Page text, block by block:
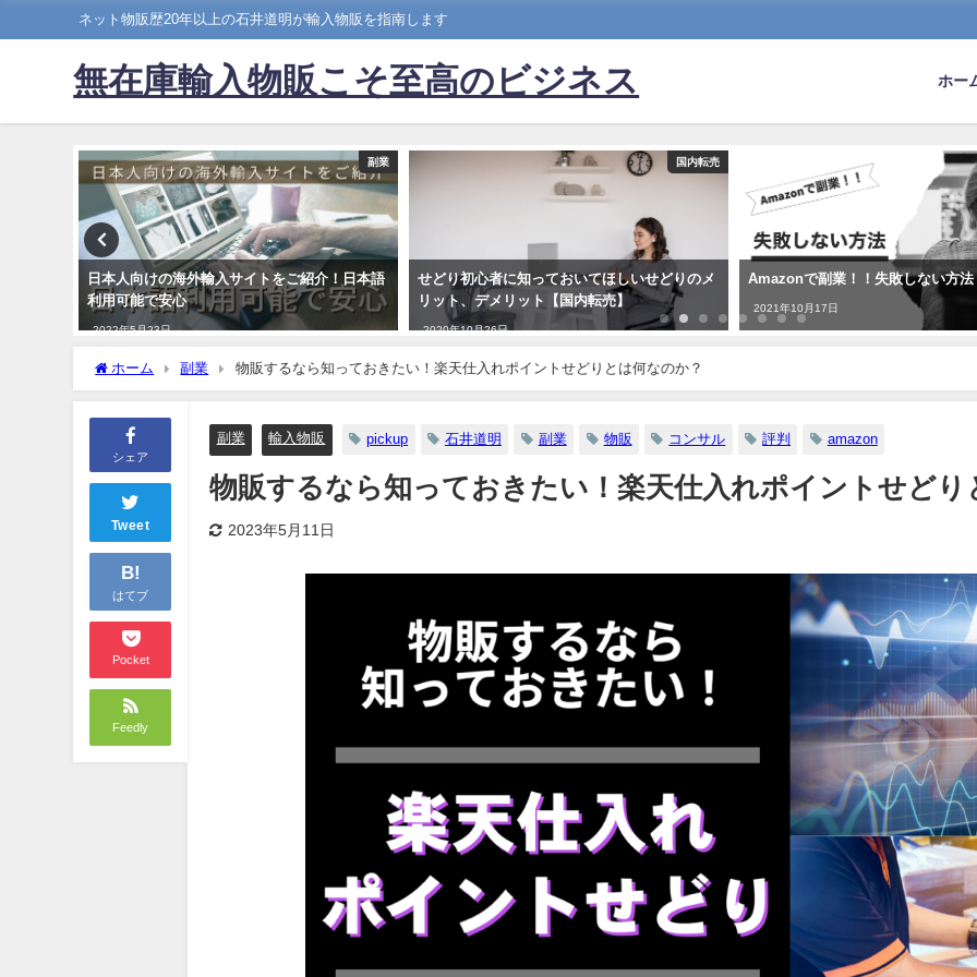
ネット物販歴20年以上の石井道明が輸入物販を指南します
無在庫輸入物販こそ至高のビジネス ホー
副業
日本人向けの海外輸入サイトをご紹介！日本語
利用可能で安心
2022年5月23日
国内転売
せどり初心者に知っておいてほしいせどりのメ
リット、デメリット【国内転売】
2020年10月26日
Amazonで副業！！失敗しない方法
2021年10月17日
ホーム 副業 物販するなら知っておきたい！楽天仕入れポイントせどりとは何なのか？
シェア
Tweet
B!
はてブ
Pocket
Feedly
副業 輸入物販 pickup 石井道明 副業 物販 コンサル 評判 amazon
物販するなら知っておきたい！楽天仕入れポイントせどり
2023年5月11日